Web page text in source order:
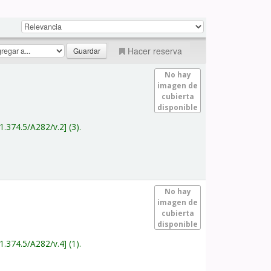
Hacer reserva
No hay
imagen de
cubierta
disponible
A282/v.2 (3).
No hay
imagen de
cubierta
disponible
A282/v.4 (1).